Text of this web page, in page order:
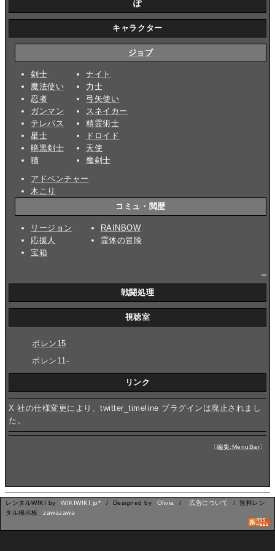
ぽ
キャラクター
ジョブ
剣士
魔法使い
忍者
ガンマン
テレパス
星士
暗黒剣士
猫
ナイト
力士
弓矢使い
スネイカー
精霊術士
ドロイド
天使
魔剣士
アドベンチャー
木こり
コミュ・閲歴
リージョン
応援人
宝箱
RAINBOW
霊体の冒険
戦闘処理
視聴室
ポレン15
ポレン11-
リンク
X 社の仕様変更により、twitter_timeline プラグインは廃止されまし
た。
〔編集:MenuBar〕
レンタルWIKI by WIKIWIKI.jp* / Designed by Olivia / 広告について
/ 無料レン
タル掲示板
zawazawa